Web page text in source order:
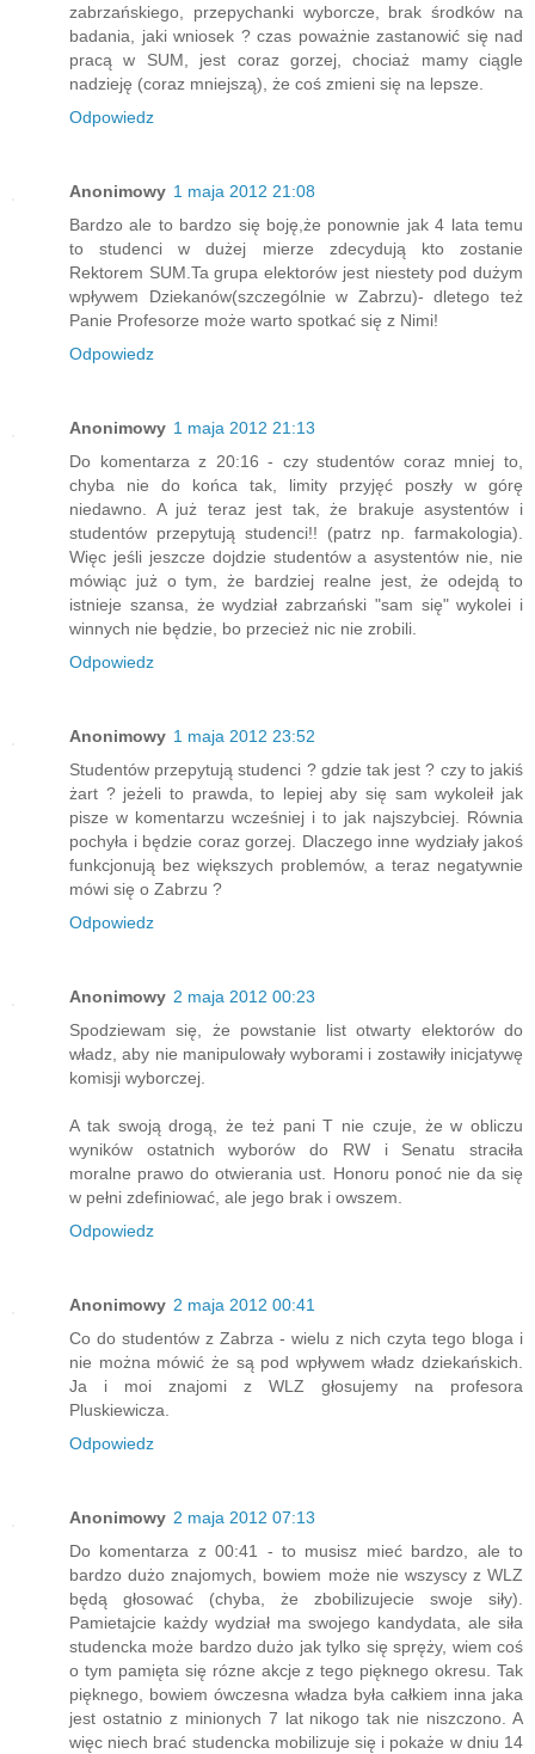
zabrzańskiego, przepychanki wyborcze, brak środków na
badania, jaki wniosek ? czas poważnie zastanowić się nad
pracą w SUM, jest coraz gorzej, chociaż mamy ciągle
nadzieję (coraz mniejszą), że coś zmieni się na lepsze.
Odpowiedz
Anonimowy 1 maja 2012 21:08
Bardzo ale to bardzo się boję,że ponownie jak 4 lata temu
to studenci w dużej mierze zdecydują kto zostanie
Rektorem SUM.Ta grupa elektorów jest niestety pod dużym
wpływem Dziekanów(szczególnie w Zabrzu)- dletego też
Panie Profesorze może warto spotkać się z Nimi!
Odpowiedz
Anonimowy 1 maja 2012 21:13
Do komentarza z 20:16 - czy studentów coraz mniej to,
chyba nie do końca tak, limity przyjęć poszły w górę
niedawno. A już teraz jest tak, że brakuje asystentów i
studentów przepytują studenci!! (patrz np. farmakologia).
Więc jeśli jeszcze dojdzie studentów a asystentów nie, nie
mówiąc już o tym, że bardziej realne jest, że odejdą to
istnieje szansa, że wydział zabrzański "sam się" wykolei i
winnych nie będzie, bo przecież nic nie zrobili.
Odpowiedz
Anonimowy 1 maja 2012 23:52
Studentów przepytują studenci ? gdzie tak jest ? czy to jakiś
żart ? jeżeli to prawda, to lepiej aby się sam wykoleił jak
pisze w komentarzu wcześniej i to jak najszybciej. Równia
pochyła i będzie coraz gorzej. Dlaczego inne wydziały jakoś
funkcjonują bez większych problemów, a teraz negatywnie
mówi się o Zabrzu ?
Odpowiedz
Anonimowy 2 maja 2012 00:23
Spodziewam się, że powstanie list otwarty elektorów do
władz, aby nie manipulowały wyborami i zostawiły inicjatywę
komisji wyborczej.
A tak swoją drogą, że też pani T nie czuje, że w obliczu
wyników ostatnich wyborów do RW i Senatu straciła
moralne prawo do otwierania ust. Honoru ponoć nie da się
w pełni zdefiniować, ale jego brak i owszem.
Odpowiedz
Anonimowy 2 maja 2012 00:41
Co do studentów z Zabrza - wielu z nich czyta tego bloga i
nie można mówić że są pod wpływem władz dziekańskich.
Ja i moi znajomi z WLZ głosujemy na profesora
Pluskiewicza.
Odpowiedz
Anonimowy 2 maja 2012 07:13
Do komentarza z 00:41 - to musisz mieć bardzo, ale to
bardzo dużo znajomych, bowiem może nie wszyscy z WLZ
będą głosować (chyba, że zbobilizujecie swoje siły).
Pamietajcie każdy wydział ma swojego kandydata, ale siła
studencka może bardzo dużo jak tylko się spręży, wiem coś
o tym pamięta się rózne akcje z tego pięknego okresu. Tak
pięknego, bowiem ówczesna władza była całkiem inna jaka
jest ostatnio z minionych 7 lat nikogo tak nie niszczono. A
więc niech brać studencka mobilizuje się i pokaże w dniu 14